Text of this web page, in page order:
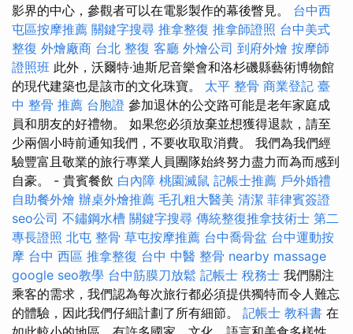
影界的中心，參觀者可以在電影製作的幕後瞥見。 台中西
屯區按摩推薦 關鍵字搜尋 推拿整復 推拿師證照 台中美式
整復 外燴廠商 台北 整復 客廳 外燴公司 到府外燴 按摩師
證照班 此外，沃爾特·迪斯尼音樂會和洛杉磯縣藝術博物館
的現代建築也是該市的文化珠寶。 太平 整骨 商業登記 臺
中 整骨 推薦 台胞證 參加退休的公交路可能是老年家庭成
員和朋友的好禮物。 如果您必須放棄並想獲得退款，請至
少兩個小時前通知我們，不要收取取消費。 我們為我們經
驗豐富且敬業的旅行專業人員團隊始終努力盡力而為而感到
自豪。 - 貴賓餐飲 白內障 桃園滅鼠 記帳士推薦 戶外婚禮
自助餐外燴 辦桌外燴推薦 毛孔粗大醫美 清潔 菲律賓簽證
seo公司 不鏽鋼水槽 關鍵字搜尋 傳統整復推拿技術士 第二
專長證照 北屯 整骨 草屯按摩推薦 台中喬骨盆 台中運動按
摩 台中 西區 推拿整復 台中 中醫 整骨 nearby massage
google seo教學 台中筋膜刀放鬆 記帳士 稅務士 我們關注
乘客的需求，我們認為每次旅行都必須提供獨特而令人難忘
的體驗，因此我們仔細計劃了所有細節。 記帳士 教科書 在